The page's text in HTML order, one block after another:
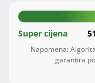
Super cijena
Napomena:
garantira